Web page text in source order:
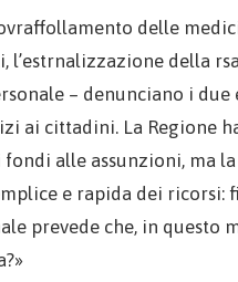
delle
l’estrnalizzazione della
– denunciano i
ai cittadini. La Regione
alle assunzioni, ma
e rapida dei
prevede che, in questo